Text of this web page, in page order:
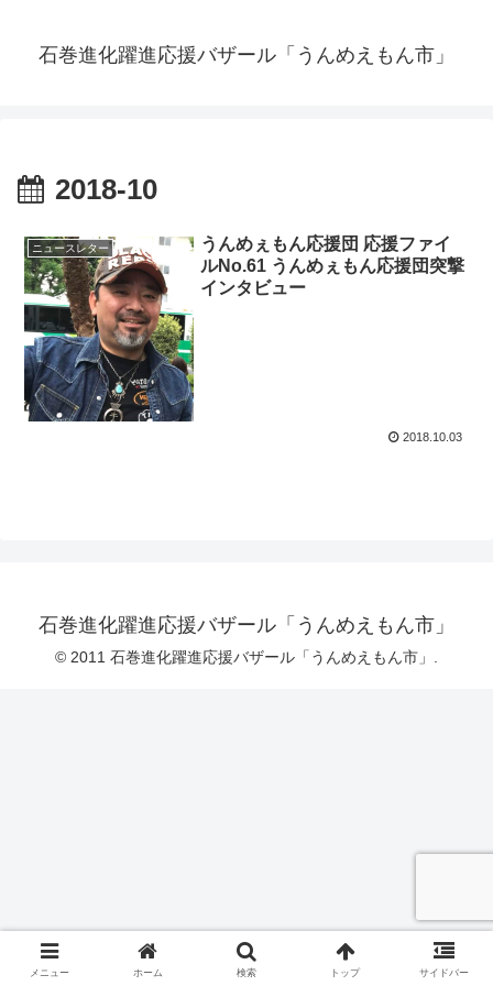
石巻進化躍進応援バザール「うんめえもん市」
2018-10
ニュースレター
うんめぇもん応援団 応援ファイ
ルNo.61 うんめぇもん応援団突撃
インタビュー
2018.10.03
石巻進化躍進応援バザール「うんめえもん市」
© 2011 石巻進化躍進応援バザール「うんめえもん市」.
メニュー ホーム 検索 トップ サイドバー